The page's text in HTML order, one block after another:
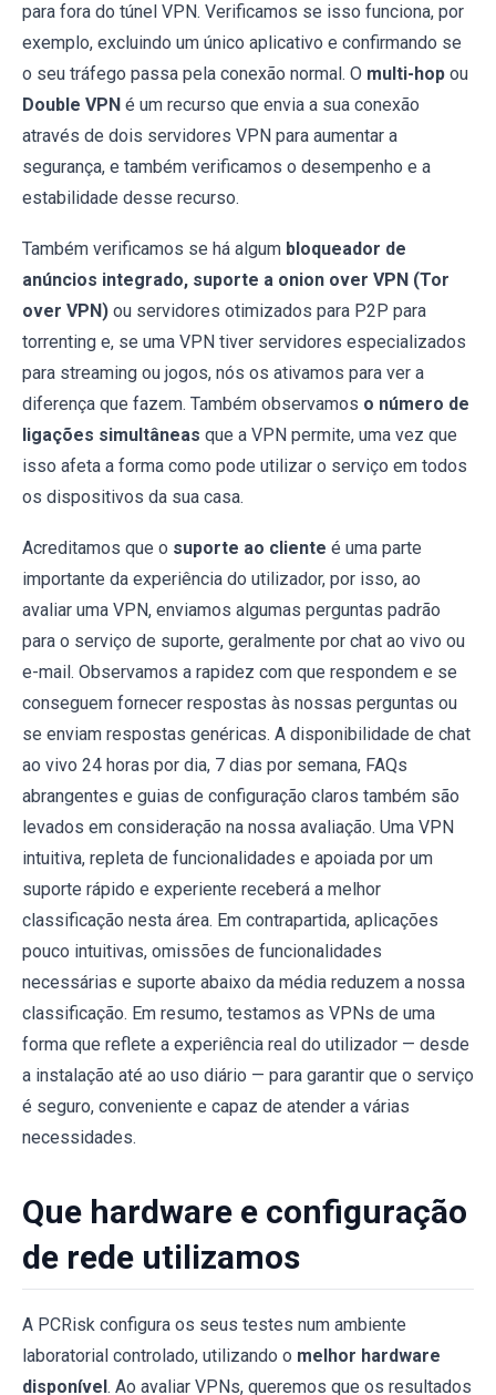
para fora do túnel VPN. Verificamos se isso funciona, por
exemplo, excluindo um único aplicativo e confirmando se
o seu tráfego passa pela conexão normal. O multi-hop ou
Double VPN é um recurso que envia a sua conexão
através de dois servidores VPN para aumentar a
segurança, e também verificamos o desempenho e a
estabilidade desse recurso.
Também verificamos se há algum bloqueador de
anúncios integrado, suporte a onion over VPN (Tor
over VPN) ou servidores otimizados para P2P para
torrenting e, se uma VPN tiver servidores especializados
para streaming ou jogos, nós os ativamos para ver a
diferença que fazem. Também observamos o número de
ligações simultâneas que a VPN permite, uma vez que
isso afeta a forma como pode utilizar o serviço em todos
os dispositivos da sua casa.
Acreditamos que o suporte ao cliente é uma parte
importante da experiência do utilizador, por isso, ao
avaliar uma VPN, enviamos algumas perguntas padrão
para o serviço de suporte, geralmente por chat ao vivo ou
e-mail. Observamos a rapidez com que respondem e se
conseguem fornecer respostas às nossas perguntas ou
se enviam respostas genéricas. A disponibilidade de chat
ao vivo 24 horas por dia, 7 dias por semana, FAQs
abrangentes e guias de configuração claros também são
levados em consideração na nossa avaliação. Uma VPN
intuitiva, repleta de funcionalidades e apoiada por um
suporte rápido e experiente receberá a melhor
classificação nesta área. Em contrapartida, aplicações
pouco intuitivas, omissões de funcionalidades
necessárias e suporte abaixo da média reduzem a nossa
classificação. Em resumo, testamos as VPNs de uma
forma que reflete a experiência real do utilizador — desde
a instalação até ao uso diário — para garantir que o serviço
é seguro, conveniente e capaz de atender a várias
necessidades.
Que hardware e configuração
de rede utilizamos
A PCRisk configura os seus testes num ambiente
laboratorial controlado, utilizando o melhor hardware
disponível. Ao avaliar VPNs, queremos que os resultados